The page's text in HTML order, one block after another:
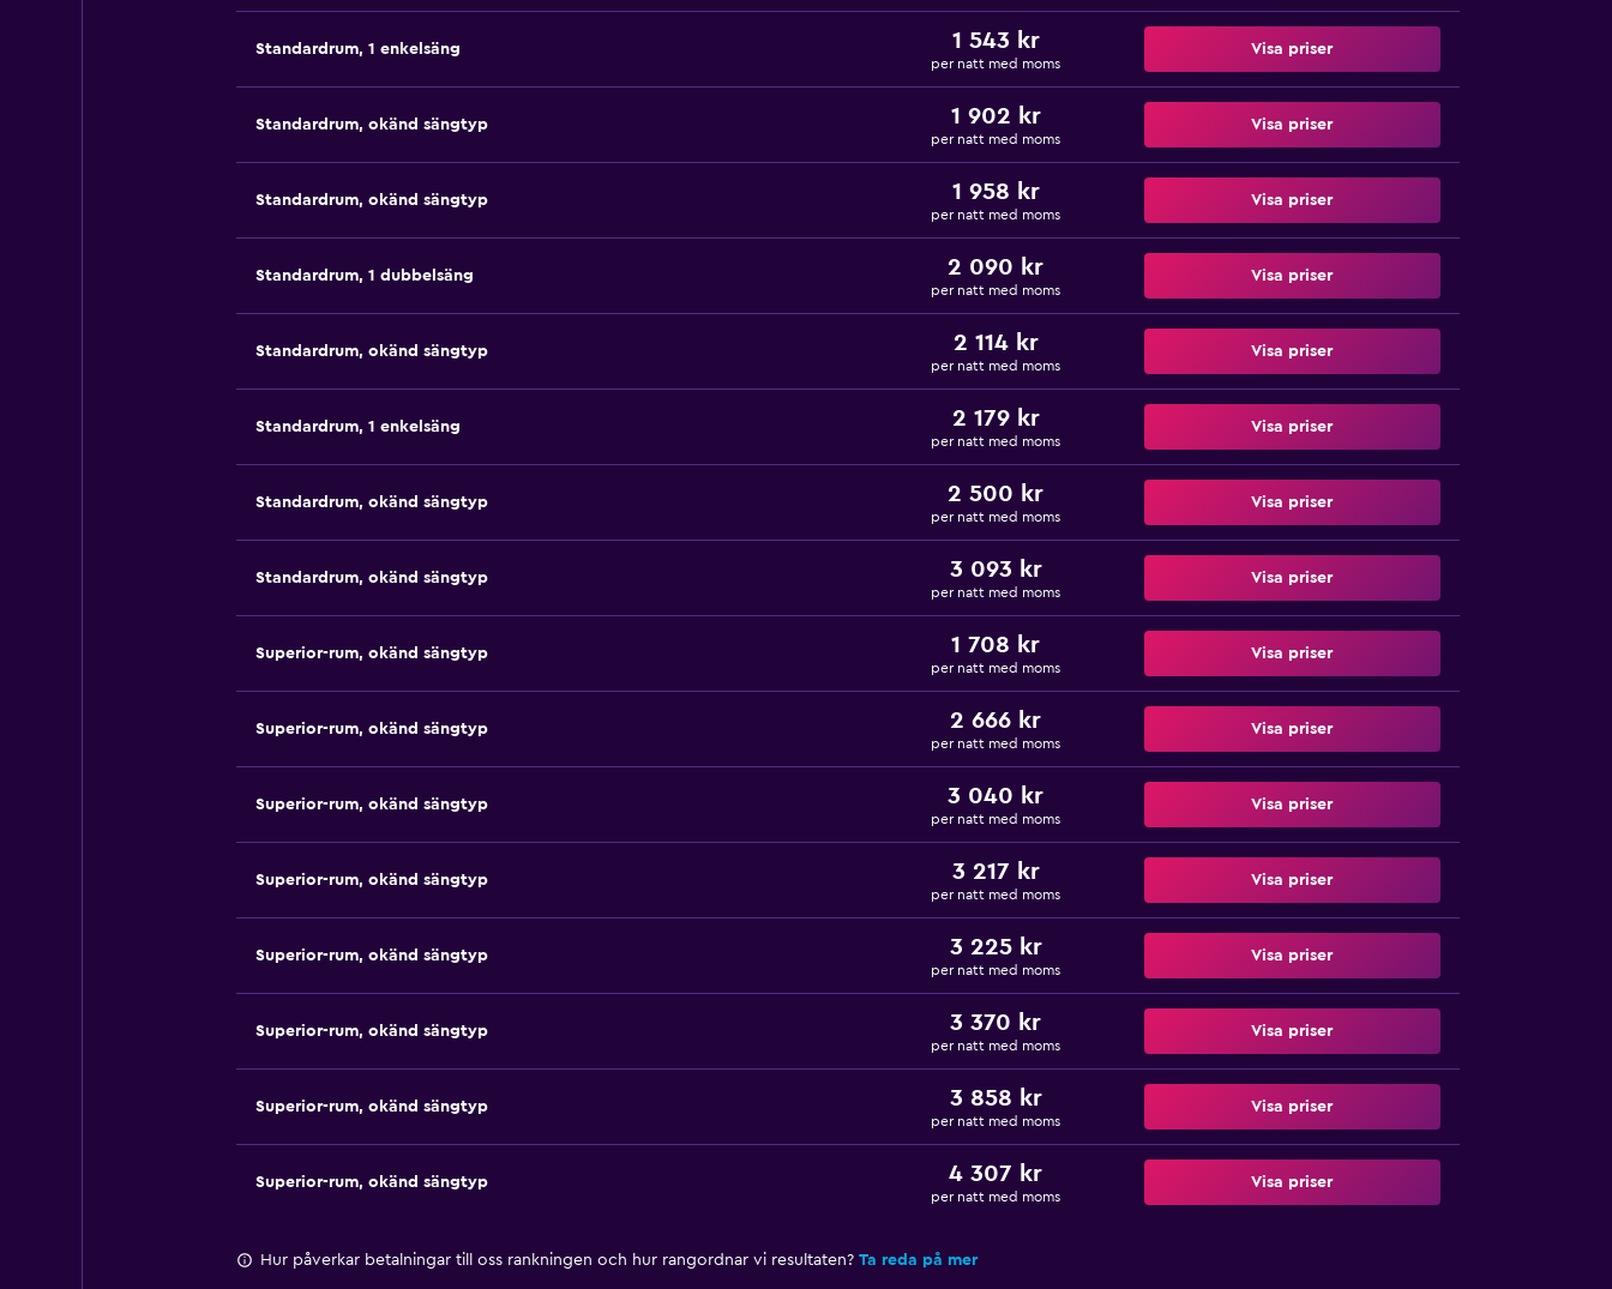
Standardrum, 1 enkelsäng 1 543 kr
per natt med moms
Visa priser
Standardrum, okänd sängtyp 1 902 kr
per natt med moms
Visa priser
Standardrum, okänd sängtyp 1 958 kr
per natt med moms
Visa priser
Standardrum, 1 dubbelsäng 2 090 kr
per natt med moms
Visa priser
Standardrum, okänd sängtyp 2 114 kr
per natt med moms
Visa priser
Standardrum, 1 enkelsäng 2 179 kr
per natt med moms
Visa priser
Standardrum, okänd sängtyp 2 500 kr
per natt med moms
Visa priser
Standardrum, okänd sängtyp 3 093 kr
per natt med moms
Visa priser
Superior-rum, okänd sängtyp 1 708 kr
per natt med moms
Visa priser
Superior-rum, okänd sängtyp 2 666 kr
per natt med moms
Visa priser
Superior-rum, okänd sängtyp 3 040 kr
per natt med moms
Visa priser
Superior-rum, okänd sängtyp 3 217 kr
per natt med moms
Visa priser
Superior-rum, okänd sängtyp 3 225 kr
per natt med moms
Visa priser
Superior-rum, okänd sängtyp 3 370 kr
per natt med moms
Visa priser
Superior-rum, okänd sängtyp 3 858 kr
per natt med moms
Visa priser
Superior-rum, okänd sängtyp 4 307 kr
per natt med moms
Visa priser
Hur påverkar betalningar till oss rankningen och hur rangordnar vi resultaten? Ta reda på mer